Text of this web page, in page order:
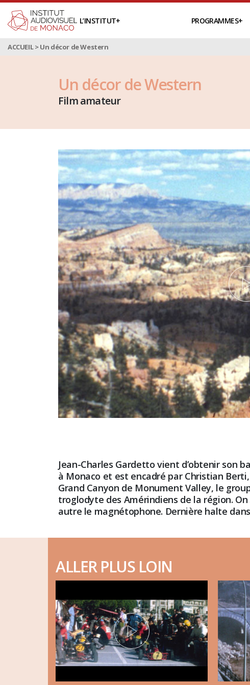
L’INSTITUT PROGRAMMES
ACCUEIL>Un décor de Western
Un décor de Western
Film amateur
Jean-Charles Gardetto vient d’obtenir son
à Monaco et est encadré par Christian
Grand Canyon de Monument Valley, le
troglodyte des Amérindiens de la région.
autre le magnétophone. Dernière halte
ALLER PLUS LOIN